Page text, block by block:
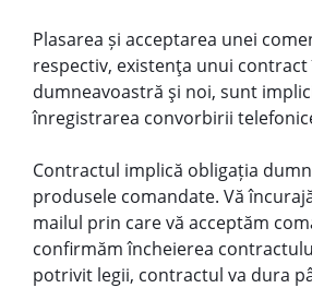
Plasarea și acceptarea unei
respectiv, existenţa unui
dumneavoastră şi noi, sunt
înregistrarea convorbirii
Contractul implică obligația
produsele comandate. Vă
mailul prin care vă acceptăm
confirmăm încheierea
potrivit legii, contractul va dura